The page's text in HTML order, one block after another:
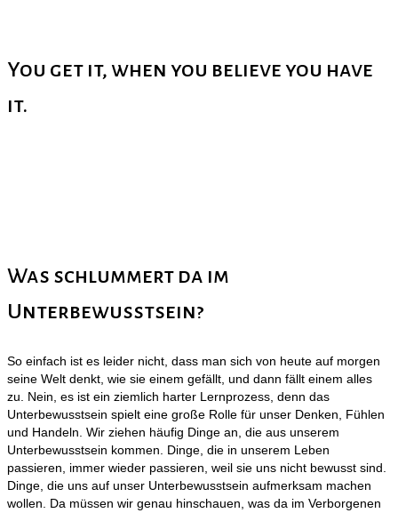
You get it, when you believe you have
it.
Was schlummert da im
Unterbewusstsein?
So einfach ist es leider nicht, dass man sich von heute auf morgen
seine Welt denkt, wie sie einem gefällt, und dann fällt einem alles
zu. Nein, es ist ein ziemlich harter Lernprozess, denn das
Unterbewusstsein spielt eine große Rolle für unser Denken, Fühlen
und Handeln. Wir ziehen häufig Dinge an, die aus unserem
Unterbewusstsein kommen. Dinge, die in unserem Leben
passieren, immer wieder passieren, weil sie uns nicht bewusst sind.
Dinge, die uns auf unser Unterbewusstsein aufmerksam machen
wollen. Da müssen wir genau hinschauen, was da im Verborgenen